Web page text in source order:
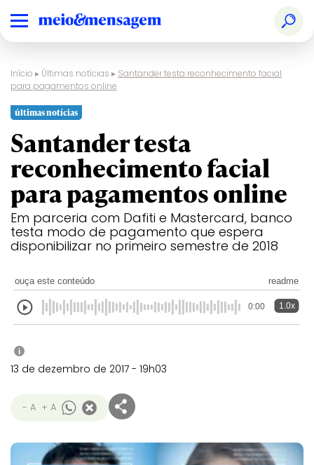
Início ▸ Últimas notícias ▸ Santander testa reconhecimento facial
para pagamentos online
últimas notícias
Santander testa
reconhecimento facial
para pagamentos online
Em parceria com Dafiti e Mastercard, banco
testa modo de pagamento que espera
disponibilizar no primeiro semestre de 2018
ouça este conteúdo readme
0:00 1.0x
i
13 de dezembro de 2017 - 19h03
- A + A